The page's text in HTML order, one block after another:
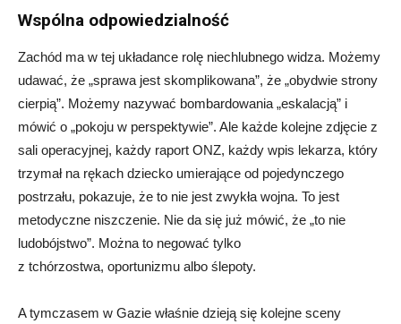
Wspólna odpowiedzialność
Zachód ma w tej układance rolę niechlubnego widza. Możemy
udawać, że „sprawa jest skomplikowana”, że „obydwie strony
cierpią”. Możemy nazywać bombardowania „eskalacją” i
mówić o „pokoju w perspektywie”. Ale każde kolejne zdjęcie z
sali operacyjnej, każdy raport ONZ, każdy wpis lekarza, który
trzymał na rękach dziecko umierające od pojedynczego
postrzału, pokazuje, że to nie jest zwykła wojna. To jest
metodyczne niszczenie. Nie da się już mówić, że „to nie
ludobójstwo”. Można to negować tylko
z tchórzostwa, oportunizmu albo ślepoty.
A tymczasem w Gazie właśnie dzieją się kolejne sceny